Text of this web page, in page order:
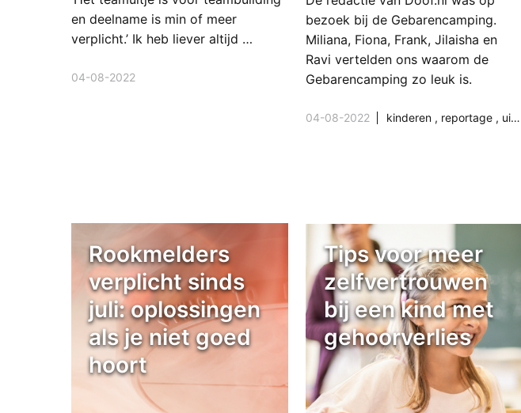
en deelname is min of meer
verplicht.’ Ik heb liever altijd …
04-08-2022
bezoek bij de Gebarencamping.
Miliana, Fiona, Frank, Jilaisha en
Ravi vertelden ons waarom de
Gebarencamping zo leuk is.
04-08-2022 kinderen , reportage , uit- en thuistips
Rookmelders
verplicht sinds
juli: oplossingen
als je niet goed
hoort
Tips voor meer
zelfvertrouwen
bij een kind met
gehoorverlies